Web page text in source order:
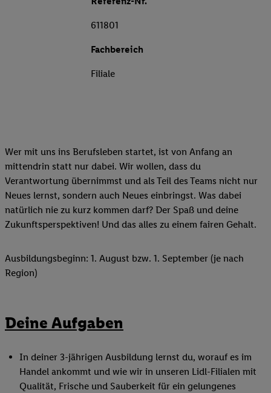
611801
Fachbereich
Filiale
Wer mit uns ins Berufsleben startet, ist von Anfang an
mittendrin statt nur dabei. Wir wollen, dass du
Verantwortung übernimmst und als Teil des Teams nicht nur
Neues lernst, sondern auch Neues einbringst. Was dabei
natürlich nie zu kurz kommen darf? Der Spaß und deine
Zukunftsperspektiven! Und das alles zu einem fairen Gehalt.
Ausbildungsbeginn: 1. August bzw. 1. September (je nach
Region)
Deine Aufgaben
In deiner 3-jährigen Ausbildung lernst du, worauf es im
Handel ankommt und wie wir in unseren Lidl-Filialen mit
Qualität, Frische und Sauberkeit für ein gelungenes